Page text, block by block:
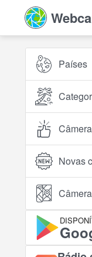
Países
Novas